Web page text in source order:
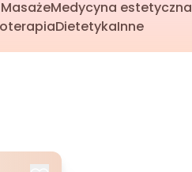
MasażeMedycyna estetyczna
DietetykaInne